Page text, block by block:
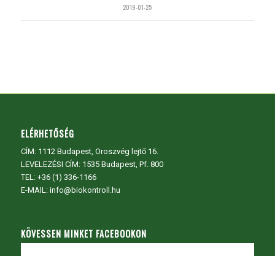
2019-01-25
ELÉRHETŐSÉG
CÍM: 1112 Budapest, Oroszvég lejtő 16.
LEVELEZÉSI CÍM: 1535 Budapest, Pf. 800
TEL: +36 (1) 336-1166
E-MAIL: info@biokontroll.hu
KÖVESSEN MINKET FACEBOOKON